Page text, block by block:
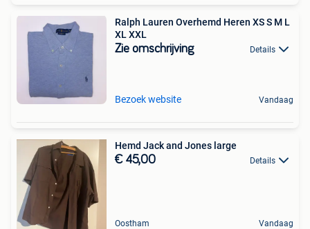
Ralph Lauren Overhemd Heren XS S M L
XL XXL
Zie omschrijving Details
Bezoek website Vandaag
Hemd Jack and Jones large
€ 45,00 Details
Oostham Vandaag